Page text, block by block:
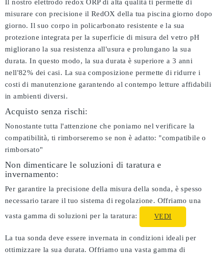
Il nostro elettrodo redox ORP di alta qualità ti permette di
misurare con precisione il RedOX della tua piscina giorno dopo
giorno. Il suo corpo in policarbonato resistente e la sua
protezione integrata per la superficie di misura del vetro pH
migliorano la sua resistenza all'usura e prolungano la sua
durata. In questo modo, la sua durata è superiore a 3 anni
nell'82% dei casi. La sua composizione permette di ridurre i
costi di manutenzione garantendo al contempo letture affidabili
in ambienti diversi.
Acquisto senza rischi:
Nonostante tutta l'attenzione che poniamo nel verificare la
compatibilità, ti rimborseremo se non è adatto: "compatibile o
rimborsato"
Non dimenticare le soluzioni di taratura e
invernamento:
Per garantire la precisione della misura della sonda, è spesso
necessario tarare il tuo sistema di regolazione. Offriamo una
vasta gamma di soluzioni per la taratura:
VEDI
La tua sonda deve essere invernata in condizioni ideali per
ottimizzare la sua durata. Offriamo una vasta gamma di